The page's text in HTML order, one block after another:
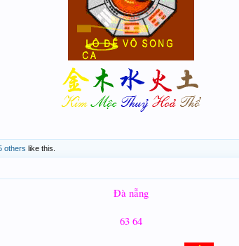
others like this.
Đà nẵng
63 64